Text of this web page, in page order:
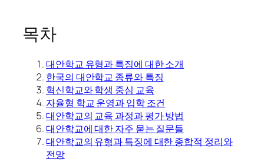
목차
대안학교 유형과 특징에 대한 소개
한국의 대안학교 종류와 특징
혁신학교와 학생 중심 교육
자율형 학교 운영과 입학 조건
대안학교의 교육 과정과 평가 방법
대안학교에 대한 자주 묻는 질문들
대안학교의 유형과 특징에 대한 종합적 정리와
전망